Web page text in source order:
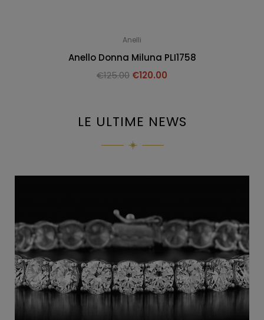
Anelli
Anello Donna Miluna PLI1758
€125.00 €120.00
LE ULTIME NEWS